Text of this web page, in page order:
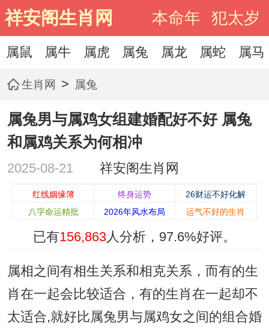
祥安阁生肖网 本命年 犯太岁
属鼠 属牛 属虎 属兔 属龙 属蛇 属马
生肖网 > 属兔
属兔男与属鸡女组建婚配好不好 属兔
和属鸡关系为何相冲
2025-08-21 祥安阁生肖网
红线姻缘簿 终身运势
26财运不好化解
八字命运精批
2026年风水布局 运气不好的生肖
已有156,863人分析， 97.6%好评。
属相之间有相生关系和相克关系，而有的生
肖在一起会比较适合，有的生肖在一起却不
太适合,就好比属兔男与属鸡女之间的组合婚